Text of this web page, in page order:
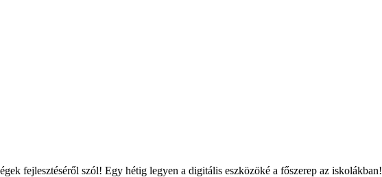
fejlesztéséről szól! Egy hétig legyen a digitális eszközöké a főszerep az iskolákban!